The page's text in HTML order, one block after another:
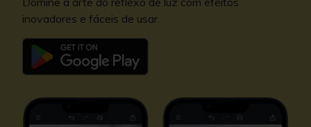
inovadores e fáceis de usar.